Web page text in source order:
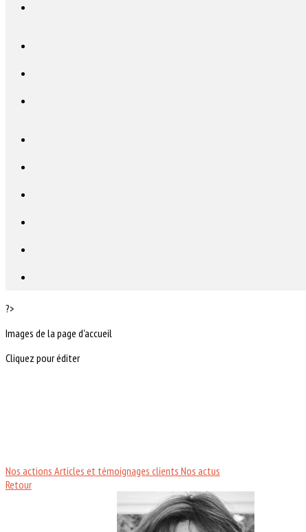
?>
Images de la page d'accueil
Cliquez pour éditer
Nos actions Articles et témoignages clients Nos actus
Retour